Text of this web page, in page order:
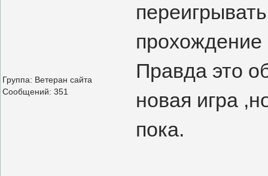
Группа: Ветеран сайта
Сообщений: 351
Правда это
новая игра
пока.